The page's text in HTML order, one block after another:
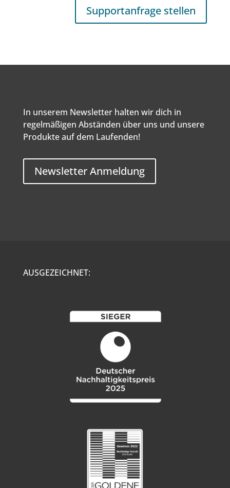
Supportanfrage stellen
In unserem Newsletter halten wir dich in
regelmäßigen Abständen über uns und unsere
Produkte auf dem Laufenden!
Newsletter Anmeldung
AUSGEZEICHNET: